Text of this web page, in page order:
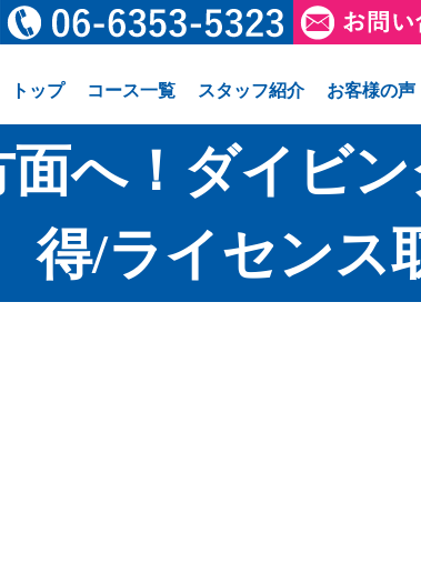
トップ コース一覧 スタッフ紹介 お客様の声
へ！ダイビ
得/ライセンス